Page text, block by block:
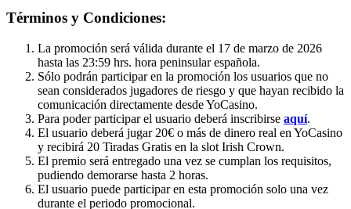
Términos y Condiciones:
La promoción será válida durante el 17 de marzo de 2026
hasta las 23:59 hrs. hora peninsular española.
Sólo podrán participar en la promoción los usuarios que no
sean considerados jugadores de riesgo y que hayan recibido la
comunicación directamente desde YoCasino.
Para poder participar el usuario deberá inscribirse aquí.
El usuario deberá jugar 20€ o más de dinero real en YoCasino
y recibirá 20 Tiradas Gratis en la slot Irish Crown.
El premio será entregado una vez se cumplan los requisitos,
pudiendo demorarse hasta 2 horas.
El usuario puede participar en esta promoción solo una vez
durante el periodo promocional.